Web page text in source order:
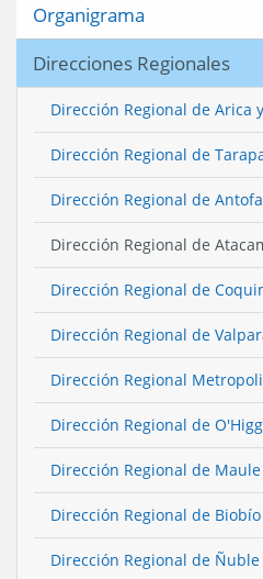
Organigrama
Direcciones Regionales
Dirección Regional de Arica
Dirección Regional de
Dirección Regional de
Dirección Regional de
Dirección Regional de
Dirección Regional de
Dirección Regional
Dirección Regional de
Dirección Regional de Maule
Dirección Regional de Biobío
Dirección Regional de Ñuble